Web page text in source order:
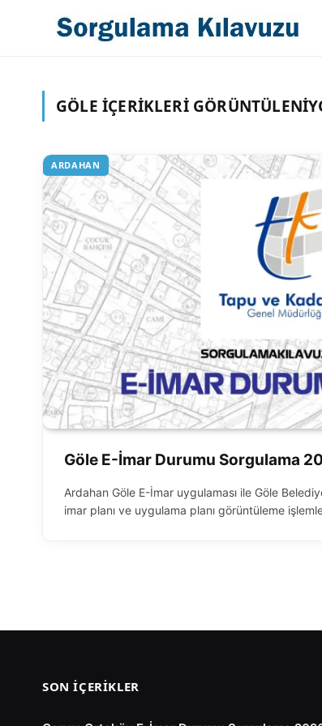
GÖLE İÇERIKLERI
ARDAHAN
Göle E-İmar Durumu Sorgulama
Ardahan Göle E-İmar uygulaması ile Göle
imar planı ve uygulama planı görüntüleme
SON İÇERIKLER